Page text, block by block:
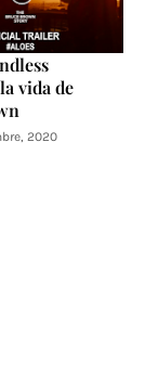
vida de
2020